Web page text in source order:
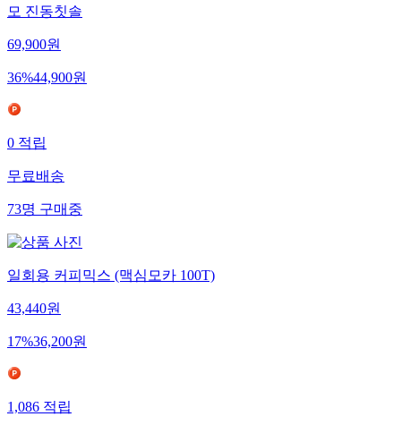
모 진동칫솔
69,900원
36%44,900원
0적립
무료배송
73명구매중
일회용 커피믹스 (맥심모카 100T)
43,440원
17%36,200원
1,086적립